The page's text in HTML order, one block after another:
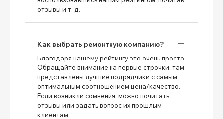
отзывы и т. д.
Как выбрать ремонтную компанию?
Благодаря нашему рейтингу это очень просто.
Обращайте внимание на первые строчки, там
представлены лучшие подрядчики с самым
оптимальным соотношением цена/качество.
Если возникли сомнения, можно почитать
отзывы или задать вопрос их прошлым
клиентам.